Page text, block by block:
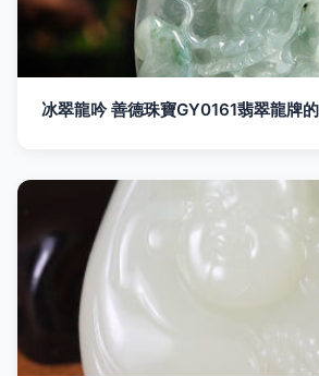
冰翠龍吟 善德珠寶GY0161翡翠龍牌